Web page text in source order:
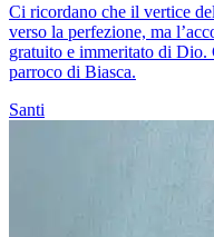
Ci ricordano che il vertice
verso la perfezione, ma
gratuito e immeritato di
parroco di Biasca.
Santi